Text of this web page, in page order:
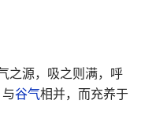
之源，吸之则满，呼
谷气相并，而充养于